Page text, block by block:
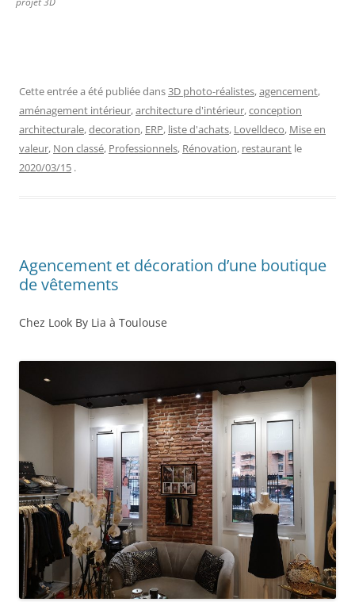
Cette entrée a été publiée dans3D photo-réalistes,agencement,
aménagement intérieur,architecture d'intérieur,conception
architecturale,decoration, ERP, liste d'achats, Lovelldeco, Mise en
valeur, Non classé, Professionnels, Rénovation, restaurant le
2020/03/15 .
Agencement et décoration d’une boutique
de vêtements
Chez Look By Lia à Toulouse
Lecteur
vidéo